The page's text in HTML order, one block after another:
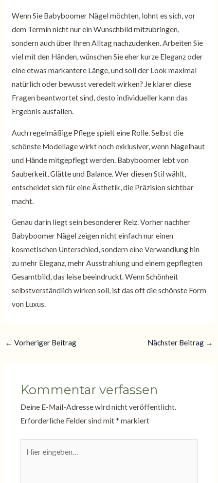
Wenn Sie Babyboomer Nägel möchten, lohnt es sich, vor
dem Termin nicht nur ein Wunschbild mitzubringen,
sondern auch über Ihren Alltag nachzudenken. Arbeiten Sie
viel mit den Händen, wünschen Sie eher kurze Eleganz oder
eine etwas markantere Länge, und soll der Look maximal
natürlich oder bewusst veredelt wirken? Je klarer diese
Fragen beantwortet sind, desto individueller kann das
Ergebnis ausfallen.
Auch regelmäßige Pflege spielt eine Rolle. Selbst die
schönste Modellage wirkt noch exklusiver, wenn Nagelhaut
und Hände mitgepflegt werden. Babyboomer lebt von
Sauberkeit, Glätte und Balance. Wer diesen Stil wählt,
entscheidet sich für eine Ästhetik, die Präzision sichtbar
macht.
Genau darin liegt sein besonderer Reiz. Vorher nachher
Babyboomer Nägel zeigen nicht einfach nur einen
kosmetischen Unterschied, sondern eine Verwandlung hin
zu mehr Eleganz, mehr Ausstrahlung und einem gepflegten
Gesamtbild, das leise beeindruckt. Wenn Schönheit
selbstverständlich wirken soll, ist das oft die schönste Form
von Luxus.
← Vorheriger Beitrag Nächster Beitrag →
Kommentar verfassen
Deine E-Mail-Adresse wird nicht veröffentlicht.
Erforderliche Felder sind mit * markiert
eingeben…